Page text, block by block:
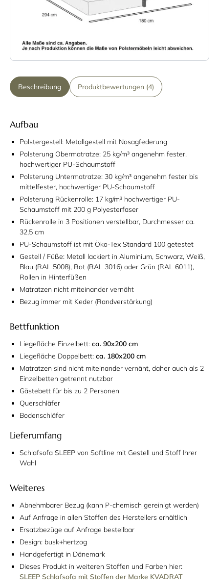
Beschreibung Produktbewertungen (4)
Aufbau
Polstergestell: Metallgestell mit Nosagfederung
Polsterung Obermatratze: 25 kg/m³ angenehm fester,
hochwertiger PU-Schaumstoff
Polsterung Untermatratze: 30 kg/m³ angenehm fester bis
mittelfester, hochwertiger PU-Schaumstoff
Polsterung Rückenrolle: 17 kg/m³ hochwertiger PU-
Schaumstoff mit 200 g Polyesterfaser
Rückenrolle in 3 Positionen verstellbar, Durchmesser ca.
32,5 cm
PU-Schaumstoff ist mit Öko-Tex Standard 100 getestet
Gestell / Füße: Metall lackiert in Aluminium, Schwarz, Weiß,
Blau (RAL 5008), Rot (RAL 3016) oder Grün (RAL 6011),
Rollen in Hinterfüßen
Matratzen nicht miteinander vernäht
Bezug immer mit Keder (Randverstärkung)
Bettfunktion
Liegefläche Einzelbett: ca. 90x200 cm
Liegefläche Doppelbett: ca. 180x200 cm
Matratzen sind nicht miteinander vernäht, daher auch als 2
Einzelbetten getrennt nutzbar
Gästebett für bis zu 2 Personen
Querschläfer
Bodenschläfer
Lieferumfang
Schlafsofa SLEEP von Softline mit Gestell und Stoff Ihrer
Wahl
Weiteres
Abnehmbarer Bezug (kann P-chemisch gereinigt werden)
Auf Anfrage in allen Stoffen des Herstellers erhältlich
Ersatzbezüge auf Anfrage bestellbar
Design: busk+hertzog
Handgefertigt in Dänemark
Dieses Produkt in weiteren Stoffen und Farben hier:
SLEEP Schlafsofa mit Stoffen der Marke KVADRAT